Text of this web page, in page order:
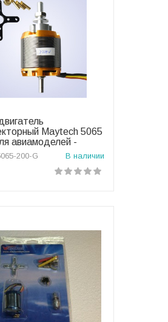
В корзину
Maytech 5065
авиамоделей -
200-G
200-G В наличии